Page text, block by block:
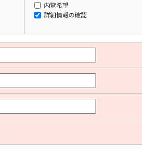
内覧希望
詳細情報の確認